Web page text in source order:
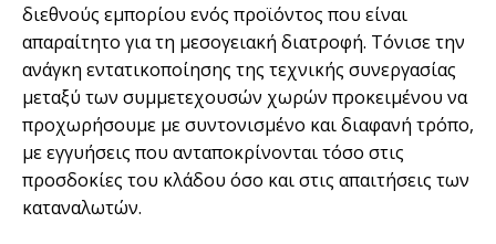
διεθνούς εμπορίου ενός προϊόντος που είναι
απαραίτητο για τη μεσογειακή διατροφή. Τόνισε την
ανάγκη εντατικοποίησης της τεχνικής συνεργασίας
μεταξύ των συμμετεχουσών χωρών προκειμένου να
προχωρήσουμε με συντονισμένο και διαφανή τρόπο,
με εγγυήσεις που ανταποκρίνονται τόσο στις
προσδοκίες του κλάδου όσο και στις απαιτήσεις των
καταναλωτών.